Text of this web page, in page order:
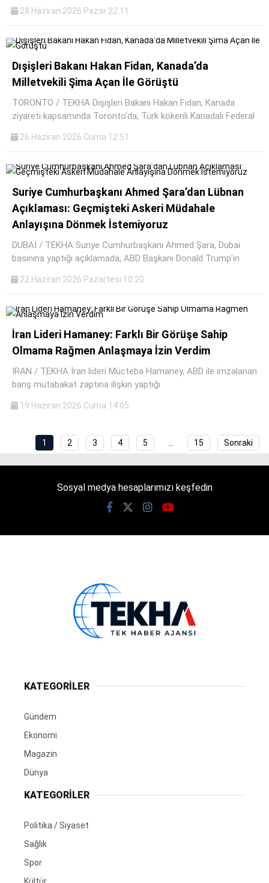
28 Haziran 2026 Pazar 22:11
Dışişleri Bakanı Hakan Fidan, Kanada’da
Milletvekili Şima Açan İle Görüştü
TORONTO / TEKHA Dışişleri Bakanı Hakan Fidan, Kanada
ziyareti kapsamında Toronto’da, Türk kökenli Kanadalı Federal
26 Haziran 2026 Cuma 12:51
Suriye Cumhurbaşkanı Ahmed Şara’dan Lübnan
Açıklaması: Geçmişteki Askeri Müdahale
Anlayışına Dönmek İstemiyoruz
DUBAİ / TEKHA Suriye Cumhurbaşkanı Ahmed Şara, Dubai
basınına yaptığı açıklamada, ABD Başkanı Donald Trump’ın
22 Haziran 2026 Pazartesi 10:20
İran Lideri Hamaney: Farklı Bir Görüşe Sahip
Olmama Rağmen Anlaşmaya İzin Verdim
İRAN / TEKHA İran lideri Mücteba Hamaney, ABD ile imzalanan
barış mutabakat zaptına ilişkin yaptığı
19 Haziran 2026 Cuma 14:05
1 2 3 4 5 15 Sonraki
Sosyal medya hesaplarımızı keşfedin
KATEGORİLER
Gündem
Ekonomi
Magazin
Dünya
KATEGORİLER
Politika / Siyaset
Sağlık
Spor
Kültür